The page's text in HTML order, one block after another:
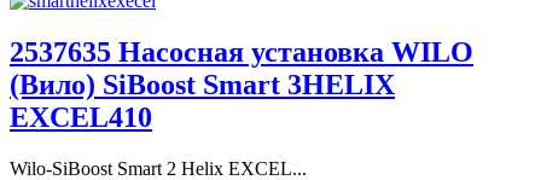
2537635 Насосная установка WILO
(Вило) SiBoost Smart 3HELIX
EXCEL410
Wilo-SiBoost Smart 2 Helix EXCEL...